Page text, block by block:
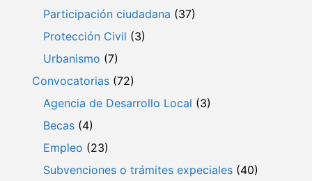
Participación ciudadana (37)
Protección Civil (3)
Urbanismo (7)
Convocatorias (72)
Agencia de Desarrollo Local (3)
Becas (4)
Empleo (23)
Subvenciones o trámites expeciales (40)